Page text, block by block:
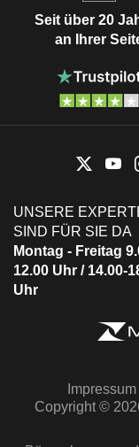
Seit über 20
an Ihrer
UNSERE
SIND FÜR SIE DA
Montag - Freitag
12.00 Uhr / 14.00-
Uhr
Impressum
Copyright ©